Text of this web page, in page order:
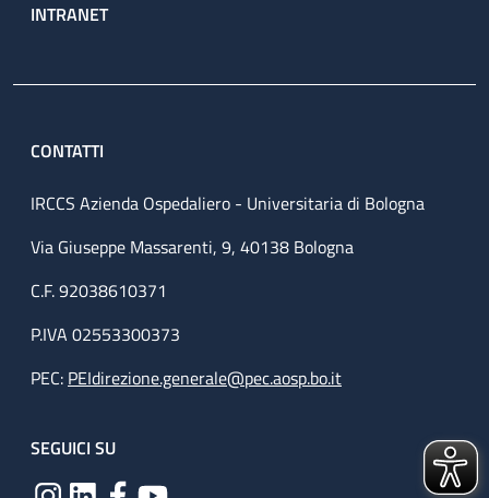
INTRANET
CONTATTI
IRCCS Azienda Ospedaliero - Universitaria di Bologna
Via Giuseppe Massarenti, 9, 40138 Bologna
C.F. 92038610371
P.IVA 02553300373
PEC: PEIdirezione.generale@pec.aosp.bo.it
SEGUICI SU